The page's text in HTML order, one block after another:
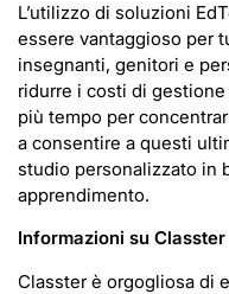
L’utilizzo di soluzioni
essere vantaggioso per
insegnanti, genitori e
ridurre i costi di
più tempo per
a consentire a questi
studio personalizzato in
apprendimento.
Informazioni su Classter
Classter è orgogliosa di